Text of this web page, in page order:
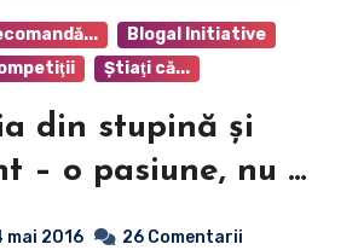
Blogal Initiative
Ştiaţi că...
din stupină şi
– o pasiune, nu o
mai 2016 26 Comentarii